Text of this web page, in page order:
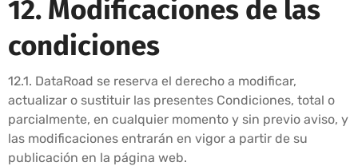
12. Modificaciones de las
condiciones
12.1. DataRoad se reserva el derecho a modificar,
actualizar o sustituir las presentes Condiciones, total o
parcialmente, en cualquier momento y sin previo aviso, y
las modificaciones entrarán en vigor a partir de su
publicación en la página web.